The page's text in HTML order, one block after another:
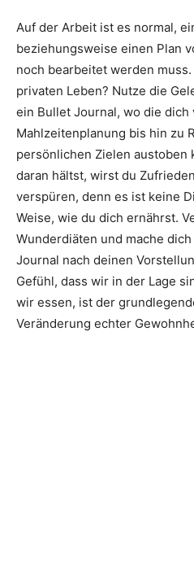
Auf der Arbeit ist es normal,
beziehungsweise einen Plan
noch bearbeitet werden
privaten Leben? Nutze die
ein Bullet Journal, wo die dich
Mahlzeitenplanung bis hin zu
persönlichen Zielen austoben
daran hältst, wirst du
verspüren, denn es ist keine
Weise, wie du dich ernährst.
Wunderdiäten und mache
Journal nach deinen
Gefühl, dass wir in der Lage
wir essen, ist der
Veränderung echter